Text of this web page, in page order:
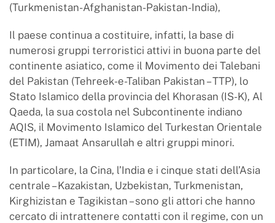
(Turkmenistan-Afghanistan-Pakistan-India),
Il paese continua a costituire, infatti, la base di
numerosi gruppi terroristici attivi in buona parte del
continente asiatico, come il Movimento dei Talebani
del Pakistan (Tehreek-e-Taliban Pakistan – TTP), lo
Stato Islamico della provincia del Khorasan (IS-K), Al
Qaeda, la sua costola nel Subcontinente indiano
AQIS, il Movimento Islamico del Turkestan Orientale
(ETIM), Jamaat Ansarullah e altri gruppi minori.
In particolare, la Cina, l’India e i cinque stati dell’Asia
centrale – Kazakistan, Uzbekistan, Turkmenistan,
Kirghizistan e Tagikistan – sono gli attori che hanno
cercato di intrattenere contatti con il regime, con un